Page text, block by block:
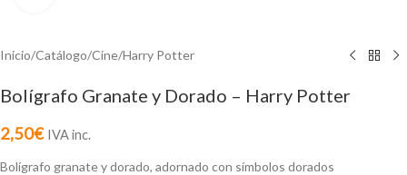
Inicio/Catálogo/Cine/Harry Potter
Bolígrafo Granate y Dorado – Harry Potter
2,50€ IVA inc.
Bolígrafo granate y dorado, adornado con símbolos dorados